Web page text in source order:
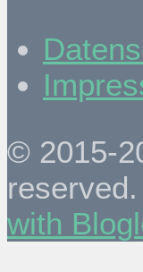
© 2015-
reserved.
with